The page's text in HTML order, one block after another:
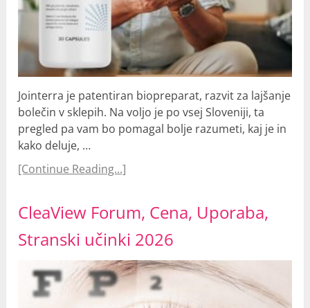
Jointerra je patentiran biopreparat, razvit za lajšanje
bolečin v sklepih. Na voljo je po vsej Sloveniji, ta
pregled pa vam bo pomagal bolje razumeti, kaj je in
kako deluje, …
[Continue Reading...]
CleaView Forum, Cena, Uporaba,
Stranski učinki 2026